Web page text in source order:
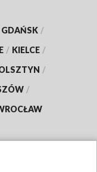
GDAŃSK /
/ KIELCE /
/
/